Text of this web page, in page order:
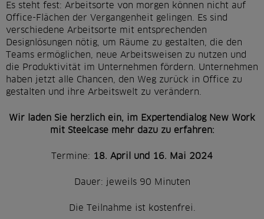
g
n
Es steht fest: Arbeitsorte von morgen können nicht auf
Office-Flächen der Vergangenheit gelingen. Es sind
verschiedene Arbeitsorte mit entsprechenden
Designlösungen nötig, um Räume zu gestalten, die den
Teams ermöglichen, neue Arbeitsweisen zu nutzen und
die Produktivität im Unternehmen fördern. Unternehmen
haben jetzt alle Chancen, den Weg zurück in Office zu
gestalten und ihre Arbeitswelt zu verändern.
Wir laden Sie herzlich ein, im Expertendialog New Work
mit Steelcase mehr dazu zu erfahren:
Termine: 18. April und 16. Mai 2024
Dauer: jeweils 90 Minuten
Die Teilnahme ist kostenfrei.